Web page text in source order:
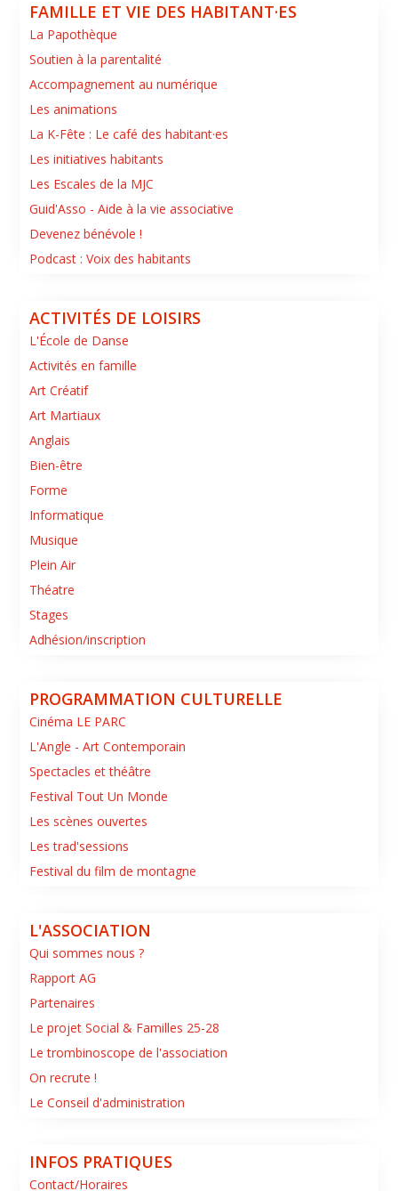
FAMILLE ET VIE DES HABITANT·ES
La Papothèque
Soutien à la parentalité
Accompagnement au numérique
Les animations
La K-Fête : Le café des habitant·es
Les initiatives habitants
Les Escales de la MJC
Guid'Asso - Aide à la vie associative
Devenez bénévole !
Podcast : Voix des habitants
ACTIVITÉS DE LOISIRS
L'École de Danse
Activités en famille
Art Créatif
Art Martiaux
Anglais
Bien-être
Forme
Informatique
Musique
Plein Air
Théatre
Stages
Adhésion/inscription
PROGRAMMATION CULTURELLE
Cinéma LE PARC
L'Angle - Art Contemporain
Spectacles et théâtre
Festival Tout Un Monde
Les scènes ouvertes
Les trad'sessions
Festival du film de montagne
L'ASSOCIATION
Qui sommes nous ?
Rapport AG
Partenaires
Le projet Social & Familles 25-28
Le trombinoscope de l'association
On recrute !
Le Conseil d'administration
INFOS PRATIQUES
Contact/Horaires